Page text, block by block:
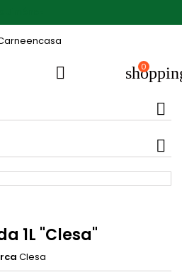
 0
1L "Clesa"
Clesa